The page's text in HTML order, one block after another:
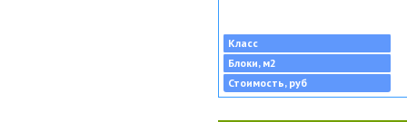
Класс
Блоки, м2
Стоимость, руб